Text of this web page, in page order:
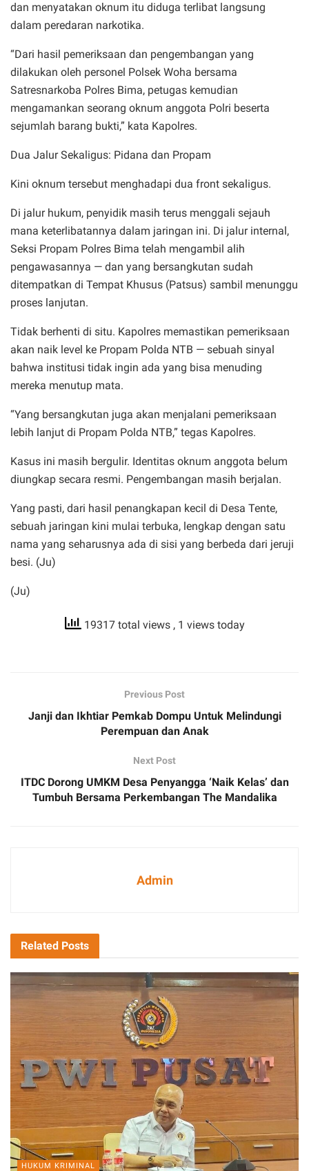
dan menyatakan oknum itu diduga terlibat langsung
dalam peredaran narkotika.
“Dari hasil pemeriksaan dan pengembangan yang
dilakukan oleh personel Polsek Woha bersama
Satresnarkoba Polres Bima, petugas kemudian
mengamankan seorang oknum anggota Polri beserta
sejumlah barang bukti,” kata Kapolres.
Dua Jalur Sekaligus: Pidana dan Propam
Kini oknum tersebut menghadapi dua front sekaligus.
Di jalur hukum, penyidik masih terus menggali sejauh
mana keterlibatannya dalam jaringan ini. Di jalur internal,
Seksi Propam Polres Bima telah mengambil alih
pengawasannya — dan yang bersangkutan sudah
ditempatkan di Tempat Khusus (Patsus) sambil menunggu
proses lanjutan.
Tidak berhenti di situ. Kapolres memastikan pemeriksaan
akan naik level ke Propam Polda NTB — sebuah sinyal
bahwa institusi tidak ingin ada yang bisa menuding
mereka menutup mata.
“Yang bersangkutan juga akan menjalani pemeriksaan
lebih lanjut di Propam Polda NTB,” tegas Kapolres.
Kasus ini masih bergulir. Identitas oknum anggota belum
diungkap secara resmi. Pengembangan masih berjalan.
Yang pasti, dari hasil penangkapan kecil di Desa Tente,
sebuah jaringan kini mulai terbuka, lengkap dengan satu
nama yang seharusnya ada di sisi yang berbeda dari jeruji
besi. (Ju)
(Ju)
19317 total views , 1 views today
Previous Post
Janji dan Ikhtiar Pemkab Dompu Untuk Melindungi
Perempuan dan Anak
Next Post
ITDC Dorong UMKM Desa Penyangga ‘Naik Kelas’ dan
Tumbuh Bersama Perkembangan The Mandalika
Admin
Related Posts
HUKUM KRIMINAL